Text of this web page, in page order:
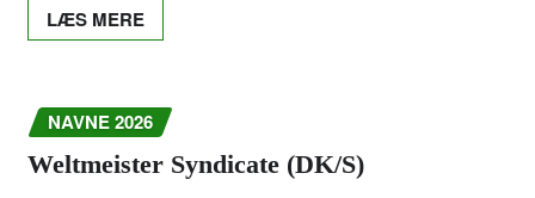
BTTR 2018
Info 2018
LÆS MERE
NAVNE 2026
Weltmeister Syndicate (DK/S)